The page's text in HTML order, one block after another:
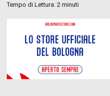
Tempo di Lettura:2 minuti